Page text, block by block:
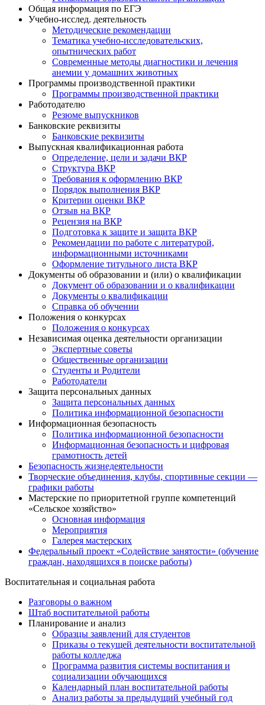
Общая информация по ЕГЭ
Учебно-исслед. деятельность
Методические рекомендации
Тематика учебно-исследовательских,
опытнических работ
Современные методы диагностики и лечения
анемии у домашних животных
Программы производственной практики
Программы производственной практики
Работодателю
Резюме выпускников
Банковские реквизиты
Банковские реквизиты
Выпускная квалификационная работа
Определение, цели и задачи ВКР
Структура ВКР
Требования к оформлению ВКР
Порядок выполнения ВКР
Критерии оценки ВКР
Отзыв на ВКР
Рецензия на ВКР
Подготовка к защите и защита ВКР
Рекомендации по работе с литературой,
информационными источниками
Оформление титульного листа ВКР
Документы об образовании и (или) о квалификации
Документ об образовании и о квалификации
Документы о квалификации
Справка об обучении
Положения о конкурсах
Положения о конкурсах
Независимая оценка деятельности организации
Экспертные советы
Общественные организации
Студенты и Родители
Работодатели
Защита персональных данных
Защита персональных данных
Политика информационной безопасности
Информационная безопасность
Политика информационной безопасности
Информационная безопасность и цифровая
грамотность детей
Безопасность жизнедеятельности
Творческие объединения, клубы, спортивные секции —
графики работы
Мастерские по приоритетной группе компетенций
«Сельское хозяйство»
Основная информация
Мероприятия
Галерея мастерских
Федеральный проект «Содействие занятости» (обучение
граждан, находящихся в поиске работы)
Воспитательная и социальная работа
Разговоры о важном
Штаб воспитательной работы
Планирование и анализ
Образцы заявлений для студентов
Приказы о текущей деятельности воспитательной
работы колледжа
Программа развития системы воспитания и
социализации обучающихся
Календарный план воспитательной работы
Анализ работы за предыдущий учебный год